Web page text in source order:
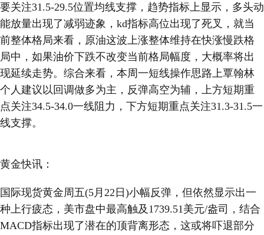
要关注31.5-29.5位置均线支撑，趋势指标上显示，多头动
能放量出现了减弱迹象，kd指标高位出现了死叉，就当
前整体格局来看，原油这波上涨整体维持在快涨慢跌格
局中，如果油价下跌不改变当前格局幅度，大概率将出
现延续走势。综合来看，本周一短线操作思路上覃翰林
个人建议以回调做多为主，反弹高空为辅，上方短期重
点关注34.5-34.0一线阻力，下方短期重点关注31.3-31.5一
线支撑。
黄金快讯：
国际现货黄金周五(5月22日)小幅反弹，但依然显示出一
种上行疲态，美市盘中最高触及1739.51美元/盎司，结合
MACD指标出现了潜在的顶背离形态，这或将吓退部分